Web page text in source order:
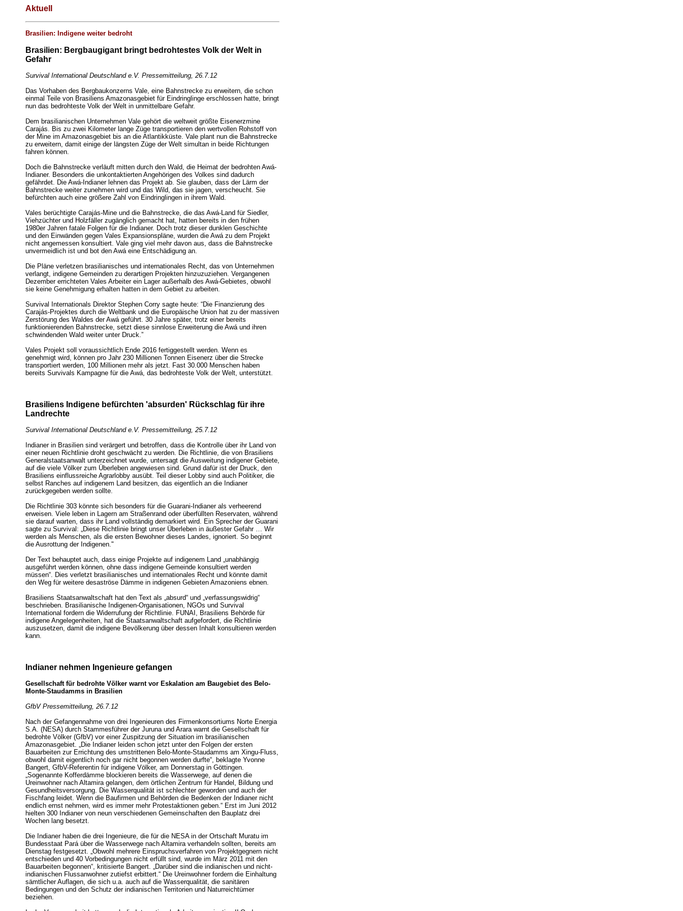
Aktuell
Brasilien: Indigene weiter bedroht
Brasilien: Bergbaugigant bringt bedrohtestes Volk der Welt in
Gefahr
Survival International Deutschland e.V. Pressemitteilung, 26.7.12
Das Vorhaben des Bergbaukonzerns Vale, eine Bahnstrecke zu erweitern, die schon
einmal Teile von Brasiliens Amazonasgebiet für Eindringlinge erschlossen hatte, bringt
nun das bedrohteste Volk der Welt in unmittelbare Gefahr.
Dem brasilianischen Unternehmen Vale gehört die weltweit größte Eisenerzmine
Carajás. Bis zu zwei Kilometer lange Züge transportieren den wertvollen Rohstoff von
der Mine im Amazonasgebiet bis an die Atlantikküste. Vale plant nun die Bahnstrecke
zu erweitern, damit einige der längsten Züge der Welt simultan in beide Richtungen
fahren können.
Doch die Bahnstrecke verläuft mitten durch den Wald, die Heimat der bedrohten Awá-
Indianer. Besonders die unkontaktierten Angehörigen des Volkes sind dadurch
gefährdet. Die Awá-Indianer lehnen das Projekt ab. Sie glauben, dass der Lärm der
Bahnstrecke weiter zunehmen wird und das Wild, das sie jagen, verscheucht. Sie
befürchten auch eine größere Zahl von Eindringlingen in ihrem Wald.
Vales berüchtigte Carajás-Mine und die Bahnstrecke, die das Awá-Land für Siedler,
Viehzüchter und Holzfäller zugänglich gemacht hat, hatten bereits in den frühen
1980er Jahren fatale Folgen für die Indianer. Doch trotz dieser dunklen Geschichte
und den Einwänden gegen Vales Expansionspläne, wurden die Awá zu dem Projekt
nicht angemessen konsultiert. Vale ging viel mehr davon aus, dass die Bahnstrecke
unvermeidlich ist und bot den Awá eine Entschädigung an.
Die Pläne verletzen brasilianisches und internationales Recht, das von Unternehmen
verlangt, indigene Gemeinden zu derartigen Projekten hinzuzuziehen. Vergangenen
Dezember errichteten Vales Arbeiter ein Lager außerhalb des Awá-Gebietes, obwohl
sie keine Genehmigung erhalten hatten in dem Gebiet zu arbeiten.
Survival Internationals Direktor Stephen Corry sagte heute: “Die Finanzierung des
Carajás-Projektes durch die Weltbank und die Europäische Union hat zu der massiven
Zerstörung des Waldes der Awá geführt. 30 Jahre später, trotz einer bereits
funktionierenden Bahnstrecke, setzt diese sinnlose Erweiterung die Awá und ihren
schwindenden Wald weiter unter Druck.”
Vales Projekt soll voraussichtlich Ende 2016 fertiggestellt werden. Wenn es
genehmigt wird, können pro Jahr 230 Millionen Tonnen Eisenerz über die Strecke
transportiert werden, 100 Millionen mehr als jetzt. Fast 30.000 Menschen haben
bereits Survivals Kampagne für die Awá, das bedrohteste Volk der Welt, unterstützt.
Brasiliens Indigene befürchten 'absurden' Rückschlag für ihre
Landrechte
Survival International Deutschland e.V. Pressemitteilung, 25.7.12
Indianer in Brasilien sind verärgert und betroffen, dass die Kontrolle über ihr Land von
einer neuen Richtlinie droht geschwächt zu werden. Die Richtlinie, die von Brasiliens
Generalstaatsanwalt unterzeichnet wurde, untersagt die Ausweitung indigener Gebiete,
auf die viele Völker zum Überleben angewiesen sind. Grund dafür ist der Druck, den
Brasiliens einflussreiche Agrarlobby ausübt. Teil dieser Lobby sind auch Politiker, die
selbst Ranches auf indigenem Land besitzen, das eigentlich an die Indianer
zurückgegeben werden sollte.
Die Richtlinie 303 könnte sich besonders für die Guarani-Indianer als verheerend
erweisen. Viele leben in Lagern am Straßenrand oder überfüllten Reservaten, während
sie darauf warten, dass ihr Land vollständig demarkiert wird. Ein Sprecher der Guarani
sagte zu Survival: „Diese Richtlinie bringt unser Überleben in äußester Gefahr … Wir
werden als Menschen, als die ersten Bewohner dieses Landes, ignoriert. So beginnt
die Ausrottung der Indigenen."
Der Text behauptet auch, dass einige Projekte auf indigenem Land „unabhängig
ausgeführt werden können, ohne dass indigene Gemeinde konsultiert werden
müssen“. Dies verletzt brasilianisches und internationales Recht und könnte damit
den Weg für weitere desaströse Dämme in indigenen Gebieten Amazoniens ebnen.
Brasiliens Staatsanwaltschaft hat den Text als „absurd“ und „verfassungswidrig“
beschrieben. Brasilianische Indigenen-Organisationen, NGOs und Survival
International fordern die Widerrufung der Richtlinie. FUNAI, Brasiliens Behörde für
indigene Angelegenheiten, hat die Staatsanwaltschaft aufgefordert, die Richtlinie
auszusetzen, damit die indigene Bevölkerung über dessen Inhalt konsultieren werden
kann.
Indianer nehmen Ingenieure gefangen
Gesellschaft für bedrohte Völker warnt vor Eskalation am Baugebiet des Belo-
Monte-Staudamms in Brasilien
GfbV Pressemitteilung, 26.7.12
Nach der Gefangennahme von drei Ingenieuren des Firmenkonsortiums Norte Energia
S.A. (NESA) durch Stammesführer der Juruna und Arara warnt die Gesellschaft für
bedrohte Völker (GfbV) vor einer Zuspitzung der Situation im brasilianischen
Amazonasgebiet. „Die Indianer leiden schon jetzt unter den Folgen der ersten
Bauarbeiten zur Errichtung des umstrittenen Belo-Monte-Staudamms am Xingu-Fluss,
obwohl damit eigentlich noch gar nicht begonnen werden durfte“, beklagte Yvonne
Bangert, GfbV-Referentin für indigene Völker, am Donnerstag in Göttingen.
„Sogenannte Kofferdämme blockieren bereits die Wasserwege, auf denen die
Ureinwohner nach Altamira gelangen, dem örtlichen Zentrum für Handel, Bildung und
Gesundheitsversorgung. Die Wasserqualität ist schlechter geworden und auch der
Fischfang leidet. Wenn die Baufirmen und Behörden die Bedenken der Indianer nicht
endlich ernst nehmen, wird es immer mehr Protestaktionen geben.“ Erst im Juni 2012
hielten 300 Indianer von neun verschiedenen Gemeinschaften den Bauplatz drei
Wochen lang besetzt.
Die Indianer haben die drei Ingenieure, die für die NESA in der Ortschaft Muratu im
Bundesstaat Pará über die Wasserwege nach Altamira verhandeln sollten, bereits am
Dienstag festgesetzt. „Obwohl mehrere Einspruchsverfahren von Projektgegnern nicht
entschieden und 40 Vorbedingungen nicht erfüllt sind, wurde im März 2011 mit den
Bauarbeiten begonnen“, kritisierte Bangert. „Darüber sind die indianischen und nicht-
indianischen Flussanwohner zutiefst erbittert.“ Die Ureinwohner fordern die Einhaltung
sämtlicher Auflagen, die sich u.a. auch auf die Wasserqualität, die sanitären
Bedingungen und den Schutz der indianischen Territorien und Naturreichtümer
beziehen.